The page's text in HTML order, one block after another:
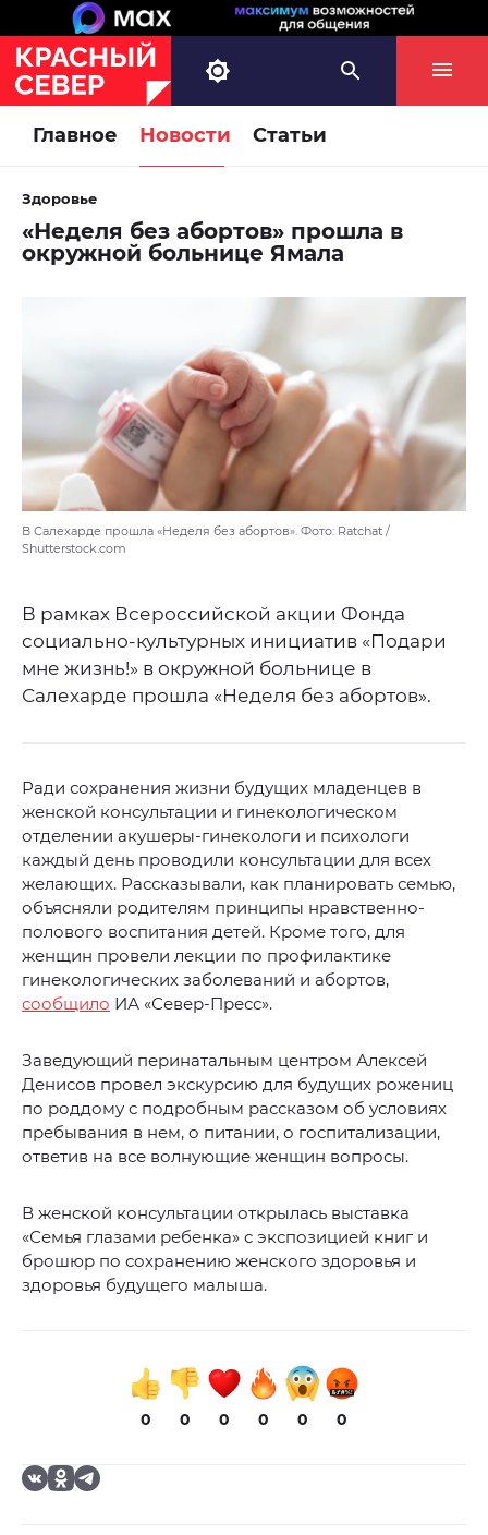
Главное Новости Статьи
Здоровье
«Неделя без абортов» прошла в
окружной больнице Ямала
В Салехарде прошла «Неделя без абортов». Фото: Ratchat /
Shutterstock.com
В рамках Всероссийской акции Фонда
социально-культурных инициатив «Подари
мне жизнь!» в окружной больнице в
Салехарде прошла «Неделя без абортов».
Ради сохранения жизни будущих младенцев в
женской консультации и гинекологическом
отделении акушеры-гинекологи и психологи
каждый день проводили консультации для всех
желающих. Рассказывали, как планировать семью,
объясняли родителям принципы нравственно-
полового воспитания детей. Кроме того, для
женщин провели лекции по профилактике
гинекологических заболеваний и абортов,
сообщило ИА «Север-Пресс».
Заведующий перинатальным центром Алексей
Денисов провел экскурсию для будущих рожениц
по роддому с подробным рассказом об условиях
пребывания в нем, о питании, о госпитализации,
ответив на все волнующие женщин вопросы.
В женской консультации открылась выставка
«Семья глазами ребенка» с экспозицией книг и
брошюр по сохранению женского здоровья и
здоровья будущего малыша.
0 0 0 0 0 0